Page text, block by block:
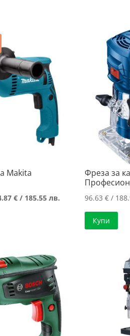
Makita
лв..
€/ 185.55 лв.Текущата
Фреза за
96.63 €/
Купи